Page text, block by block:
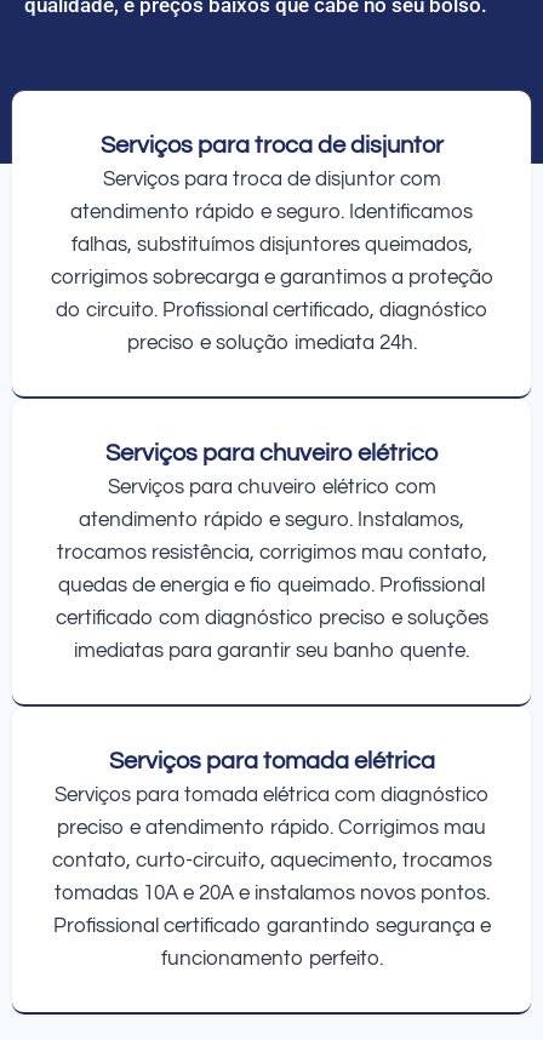
Serviços para troca de disjuntor
Serviços para troca de disjuntor com
atendimento rápido e seguro. Identificamos
falhas, substituímos disjuntores queimados,
corrigimos sobrecarga e garantimos a proteção
do circuito. Profissional certificado, diagnóstico
preciso e solução imediata 24h.
Serviços para chuveiro elétrico
Serviços para chuveiro elétrico com
atendimento rápido e seguro. Instalamos,
trocamos resistência, corrigimos mau contato,
quedas de energia e fio queimado. Profissional
certificado com diagnóstico preciso e soluções
imediatas para garantir seu banho quente.
Serviços para tomada elétrica
Serviços para tomada elétrica com diagnóstico
preciso e atendimento rápido. Corrigimos mau
contato, curto-circuito, aquecimento, trocamos
tomadas 10A e 20A e instalamos novos pontos.
Profissional certificado garantindo segurança e
funcionamento perfeito.